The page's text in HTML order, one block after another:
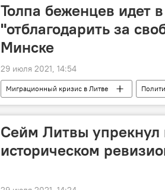
Толпа беженцев идет
"отблагодарить за
Минске
29 июля 2021, 14:54
Миграционный кризис в Литве
Белоруссия
Светлана Тихановская
Сейм Литвы упрекнул
историческом